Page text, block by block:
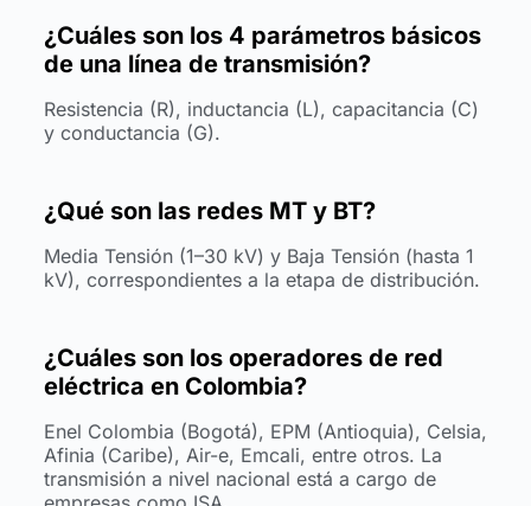
¿Cuáles son los 4 parámetros básicos
de una línea de transmisión?
Resistencia (R), inductancia (L), capacitancia (C)
y conductancia (G).
¿Qué son las redes MT y BT?
Media Tensión (1–30 kV) y Baja Tensión (hasta 1
kV), correspondientes a la etapa de distribución.
¿Cuáles son los operadores de red
eléctrica en Colombia?
Enel Colombia (Bogotá), EPM (Antioquia), Celsia,
Afinia (Caribe), Air-e, Emcali, entre otros. La
transmisión a nivel nacional está a cargo de